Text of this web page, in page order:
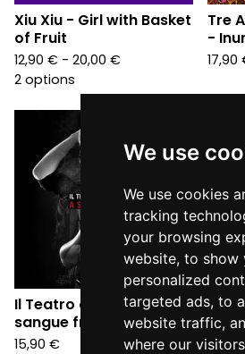
We use
We use cookies
tracking
your browsing
website, to show
personalized
targeted ads, to
website traffic,
where our
Xiu Xiu - Girl with Basket
of Fruit
12,90 € - 20,00 €
2 options
Tre
-
17,90
Il Teatro degli Orrori - A
sangue freddo (CD)
15,90 €